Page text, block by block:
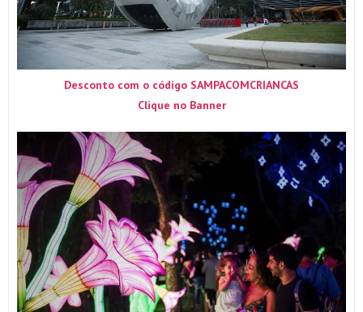
Desconto com o código SAMPACOMCRIANCAS
Clique no Banner